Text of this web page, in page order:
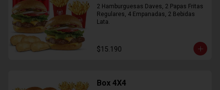
2 Hamburguesas Daves, 2 Papas Fritas
Regulares, 4 Empanadas, 2 Bebidas
Lata.
$15.190
Box 4X4